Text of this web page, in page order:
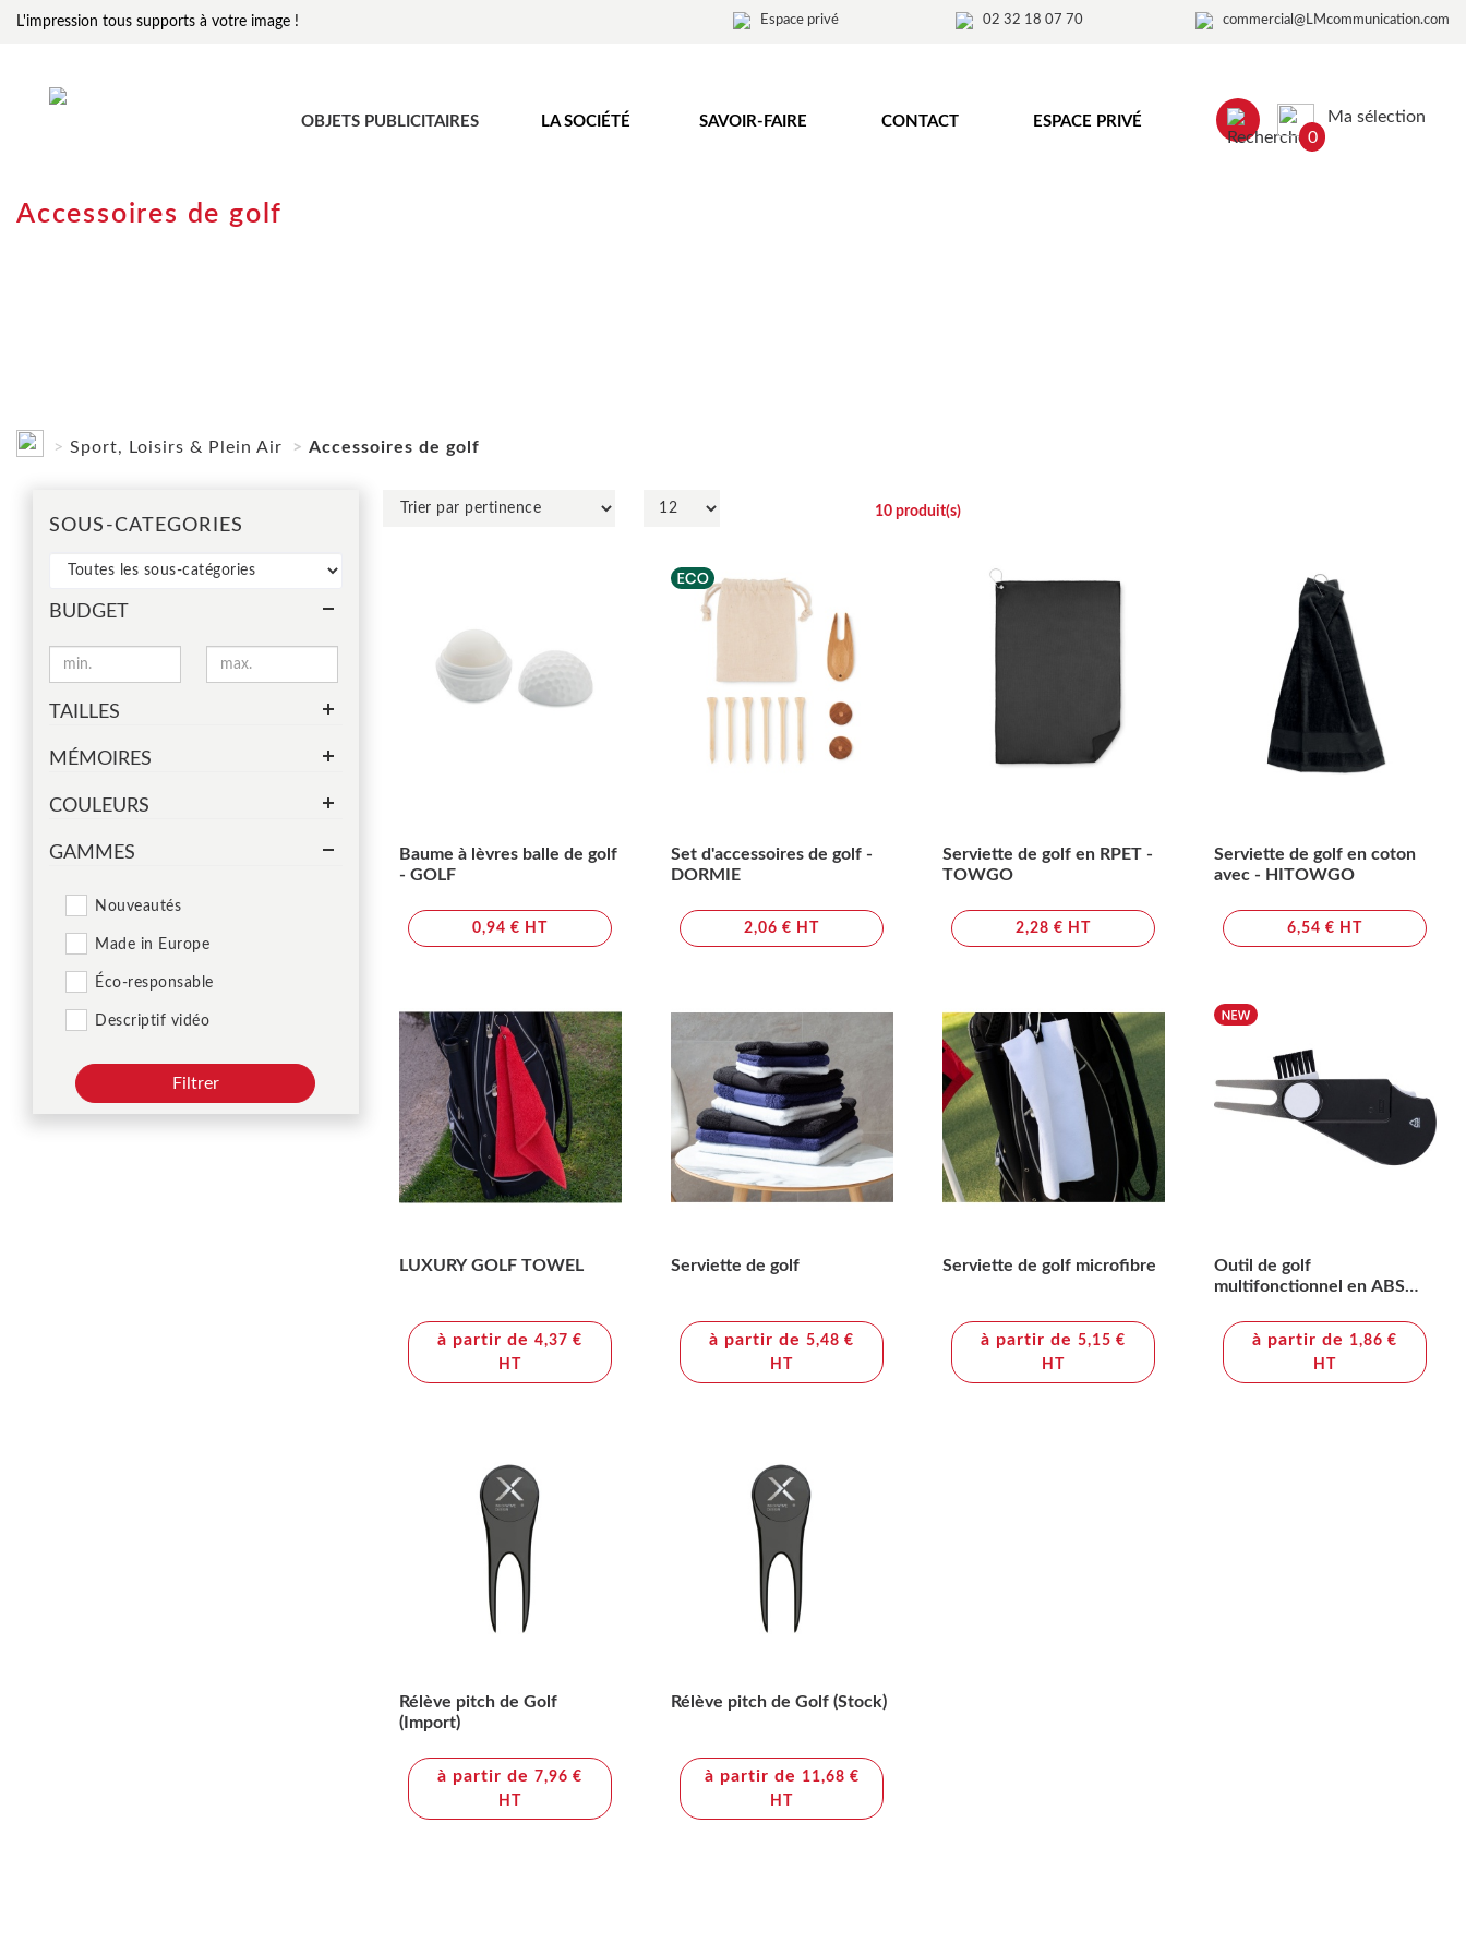
L'impression tous supports à votre image ! Espace privé 02 32 18 07 70 commercial@LMcommunication.com
OBJETS PUBLICITAIRES LA SOCIÉTÉ SAVOIR-FAIRE CONTACT ESPACE PRIVÉ
0
Ma sélection
Accessoires de golf
Sport, Loisirs & Plein Air Accessoires de golf
SOUS-CATEGORIES
BUDGET
TAILLES
MÉMOIRES
COULEURS
GAMMES
Nouveautés
Made in Europe
Éco-responsable
Descriptif vidéo
Filtrer
10produit(s)
Baume à lèvres balle de golf
- GOLF
0,94 € HT
Set d'accessoires de golf -
DORMIE
2,06 € HT
Serviette de golf en RPET -
TOWGO
2,28 € HT
Serviette de golf en coton
avec - HITOWGO
6,54 € HT
LUXURY GOLF TOWEL
à partir de4,37 €
HT
Serviette de golf
à partir de5,48 €
HT
Serviette de golf microfibre
à partir de5,15 €
HT
Outil de golf
multifonctionnel en ABS
à partir de 1,86 €
HT
Rélève pitch de Golf
(Import)
à partir de7,96 €
HT
Rélève pitch de Golf (Stock)
à partir de 11,68 €
HT